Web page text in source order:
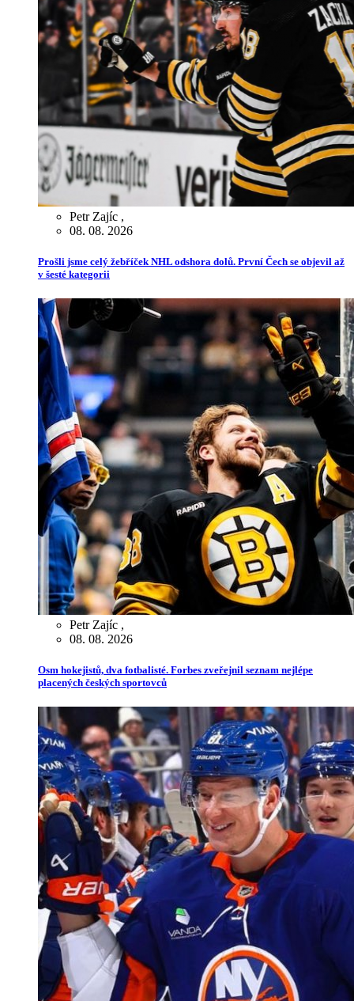
Petr Zajíc ,
08. 08. 2026
Prošli jsme celý žebříček NHL odshora dolů. První Čech se objevil až
v šesté kategorii
Petr Zajíc ,
08. 08. 2026
Osm hokejistů, dva fotbalisté. Forbes zveřejnil seznam nejlépe
placených českých sportovců